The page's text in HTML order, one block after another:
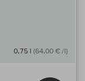
0,75 l (64,00 € /l)